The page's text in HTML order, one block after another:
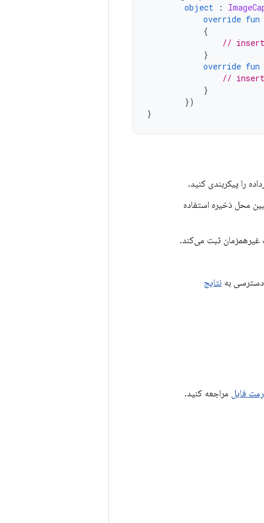
object
:
override fun
{
// insert
}
override fun
// insert
}
})
}
را پیکربندی کنید.
محل ذخیره استفاده
غیرهمزمان ثبت می‌کند.
به نتایج
فایل مراجعه کنید.